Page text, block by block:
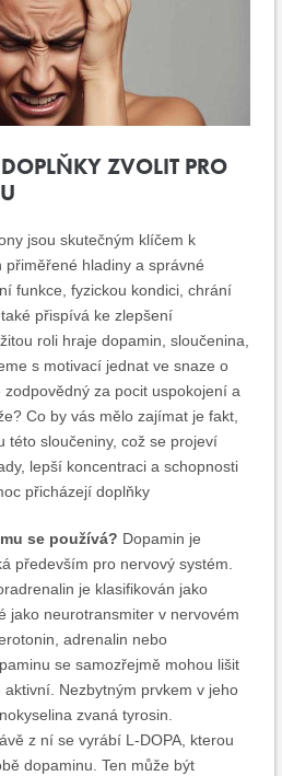
ZVOLIT PRO
jsou skutečným klíčem k
hladiny a správné
funkce, fyzickou kondici, chrání
přispívá ke zlepšení
roli hraje dopamin, sloučenina,
s motivací jednat ve snaze o
za pocit uspokojení a
Co by vás mělo zajímat je fakt,
této sloučeniny, což se projeví
lepší koncentraci a schopnosti
přicházejí doplňky
se používá? Dopamin je
především pro nervový systém.
je klasifikován jako
jako neurotransmiter v nervovém
adrenalin nebo
se samozřejmě mohou lišit
Nezbytným prvkem v jeho
zvaná tyrosin.
z ní se vyrábí L-DOPA, kterou
dopaminu. Ten může být